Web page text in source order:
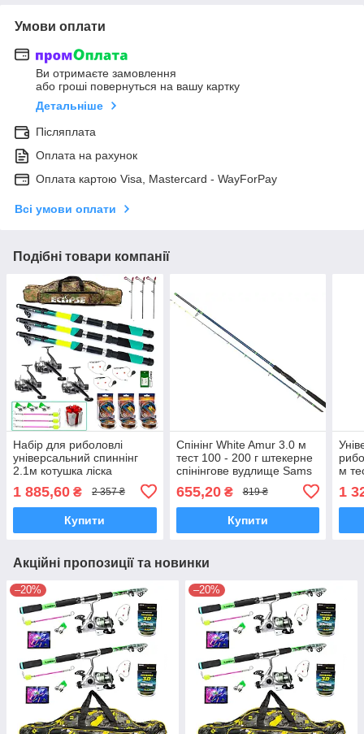
Умови оплати
Ви отримаєте замовлення
або гроші повернуться на вашу картку
Детальніше
Післяплата
Оплата на рахунок
Оплата картою Visa, Mastercard - WayForPay
Всі умови оплати
Подібні товари компанії
Набір для риболовлі
універсальний спиннінг
2.1м котушка ліска
1 885,60 ₴ 2 357 ₴
Купити
Спінінг White Amur 3.0 м
тест 100 - 200 г штекерне
спінінгове вудлище Sams
655,20₴ 819 ₴
Купити
м
+
1
Акційні пропозиції та новинки
–20% –20%